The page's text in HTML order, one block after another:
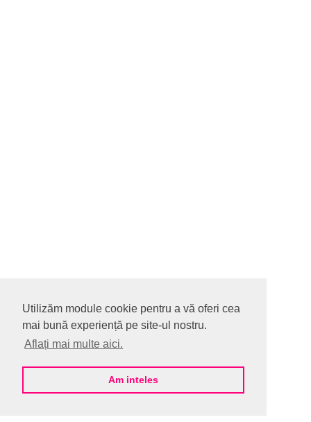
Utilizăm module cookie pentru a vă oferi cea
mai bună experiență pe site-ul nostru.
Aflați mai multe aici.
Am inteles